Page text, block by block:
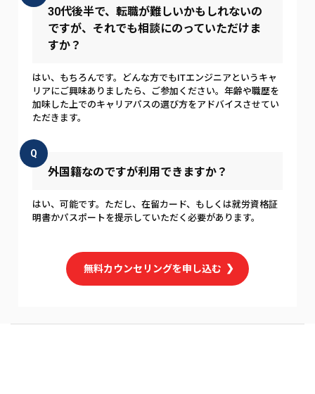
30代後半で、転職が難しいかもしれないの
ですが、それでも相談にのっていただけま
すか？
はい、もちろんです。どんな方でもITエンジニアというキャ
リアにご興味ありましたら、ご参加ください。年齢や職歴を
加味した上でのキャリアパスの選び方をアドバイスさせてい
ただきます。
Q
外国籍なのですが利用できますか？
はい、可能です。ただし、在留カード、もしくは就労資格証
明書かパスポートを提示していただく必要があります。
無料カウンセリングを申し込む